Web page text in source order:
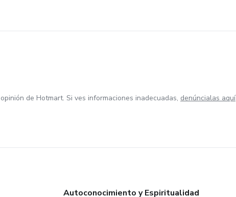
de Hotmart. Si ves informaciones inadecuadas, denúncialas aquí
Autoconocimiento y Espiritualidad